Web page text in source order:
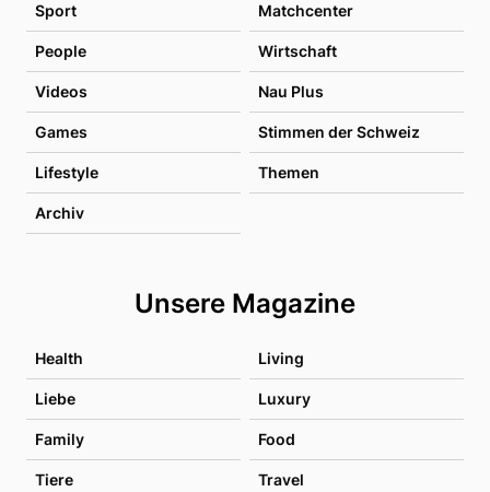
Sport Matchcenter
People Wirtschaft
Videos Nau Plus
Games Stimmen der Schweiz
Lifestyle Themen
Archiv
Unsere Magazine
Health Living
Liebe Luxury
Family Food
Tiere Travel